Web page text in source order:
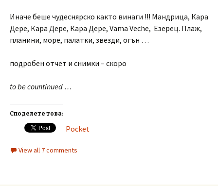
Иначе беше чудеснярско както винаги !!! Мандрица, Кара
Дере, Кара Дере, Кара Дере, Vama Veche, Езерец. Плаж,
планини, море, палатки, звезди, огън …
подробен отчет и снимки – скоро
to be countinued …
Споделете това:
Pocket
View all 7 comments